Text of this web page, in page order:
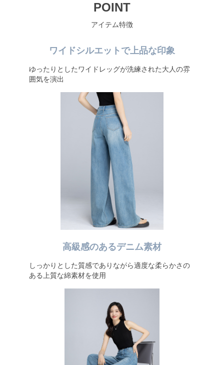
POINT
アイテム特徴
ワイドシルエットで上品な印象
ゆったりとしたワイドレッグが洗練された大人の雰
囲気を演出
高級感のあるデニム素材
しっかりとした質感でありながら適度な柔らかさの
ある上質な綿素材を使用